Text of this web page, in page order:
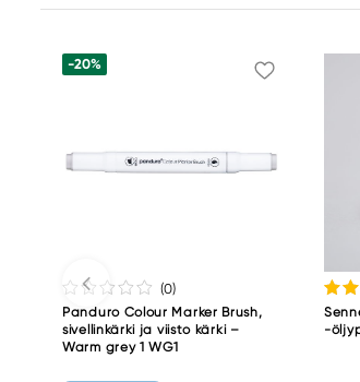
info@Faber-Castell.de
-20%
(0)
Panduro Colour Marker Brush,
sivellinkärki ja viisto kärki –
Warm grey 1 WG1
-